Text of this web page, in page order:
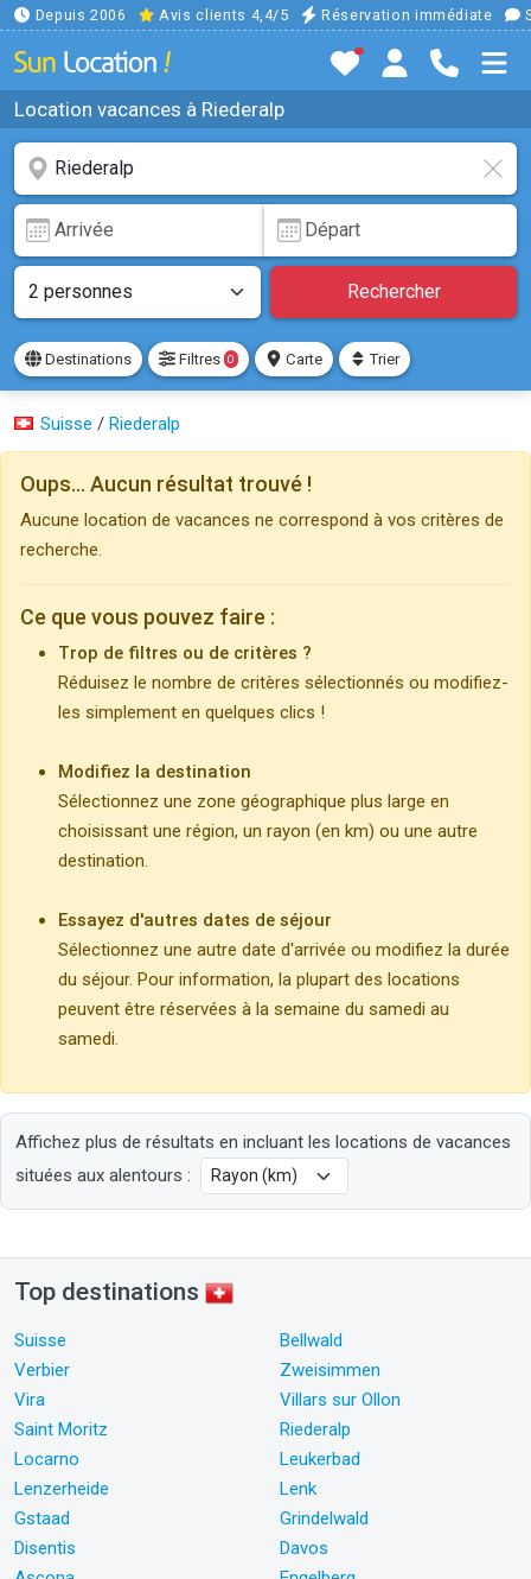
Depuis 2006 Avis clients 4,4/5 Réservation immédiate
Location vacances à Riederalp
Rechercher
Destinations Filtres 0 Carte Trier
Suisse / Riederalp
Oups... Aucun résultat trouvé !
Aucune location de vacances ne correspond à vos critères de
recherche.
Ce que vous pouvez faire :
Trop de filtres ou de critères ?
Réduisez le nombre de critères sélectionnés ou modifiez-
les simplement en quelques clics !
Modifiez la destination
Sélectionnez une zone géographique plus large en
choisissant une région, un rayon (en km) ou une autre
destination.
Essayez d'autres dates de séjour
Sélectionnez une autre date d'arrivée ou modifiez la durée
du séjour. Pour information, la plupart des locations
peuvent être réservées à la semaine du samedi au
samedi.
Affichez plus de résultats en incluant les locations de vacances
situées aux alentours :
Top destinations
Suisse
Bellwald
Verbier
Zweisimmen
Vira
Villars sur Ollon
Saint Moritz
Riederalp
Locarno
Leukerbad
Lenzerheide
Lenk
Gstaad
Grindelwald
Disentis
Davos